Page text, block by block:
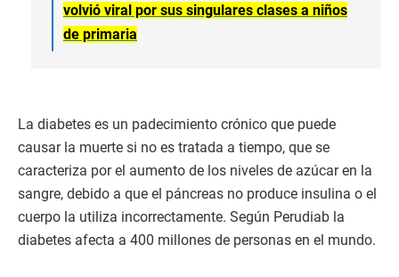
volvió viral por sus singulares clases a niños
de primaria
La diabetes es un padecimiento crónico que puede
causar la muerte si no es tratada a tiempo, que se
caracteriza por el aumento de los niveles de azúcar en la
sangre, debido a que el páncreas no produce insulina o el
cuerpo la utiliza incorrectamente. Según Perudiab la
diabetes afecta a 400 millones de personas en el mundo.